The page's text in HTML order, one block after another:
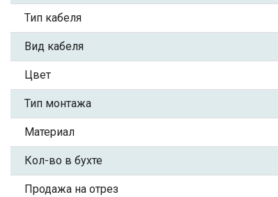
Тип кабеля
Вид кабеля
Цвет
Тип монтажа
Материал
Кол-во в бухте
Продажа на отрез